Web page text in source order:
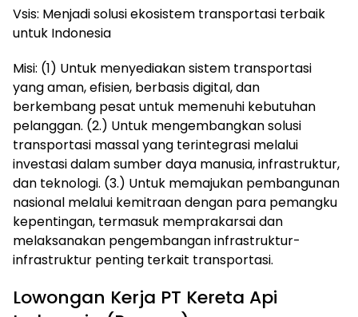
Vsis: Menjadi solusi ekosistem transportasi terbaik
untuk Indonesia
Misi: (1) Untuk menyediakan sistem transportasi
yang aman, efisien, berbasis digital, dan
berkembang pesat untuk memenuhi kebutuhan
pelanggan. (2.) Untuk mengembangkan solusi
transportasi massal yang terintegrasi melalui
investasi dalam sumber daya manusia, infrastruktur,
dan teknologi. (3.) Untuk memajukan pembangunan
nasional melalui kemitraan dengan para pemangku
kepentingan, termasuk memprakarsai dan
melaksanakan pengembangan infrastruktur-
infrastruktur penting terkait transportasi.
Lowongan Kerja PT Kereta Api